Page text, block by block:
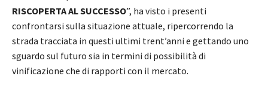
RISCOPERTA AL SUCCESSO”, ha visto i presenti
confrontarsi sulla situazione attuale, ripercorrendo la
strada tracciata in questi ultimi trent’anni e gettando uno
sguardo sul futuro sia in termini di possibilità di
vinificazione che di rapporti con il mercato.